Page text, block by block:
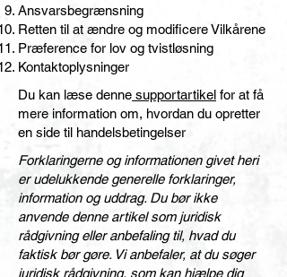
Ansvarsbegrænsning
Retten til at ændre og modificere Vilkårene
Præference for lov og tvistløsning
Kontaktoplysninger
Du kan læse denne supportartikel for at få
mere information om, hvordan du opretter
en side til handelsbetingelser
Forklaringerne og informationen givet heri
er udelukkende generelle forklaringer,
information og uddrag. Du bør ikke
anvende denne artikel som juridisk
rådgivning eller anbefaling til, hvad du
faktisk bør gøre. Vi anbefaler, at du søger
juridisk rådgivning, som kan hjælpe dig